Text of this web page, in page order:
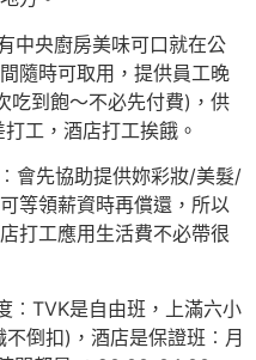
中央廚房美味可口就在公
隨時可取用，提供員工晚
吃到飽～不必先付費)，供
工，酒店打工挨餓。
會先協助提供妳彩妝/美髮/
等領薪資時再償還，所以
打工應用生活費不必帶很
︰TVK是自由班，上滿六小
倒扣)，酒店是保證班︰月